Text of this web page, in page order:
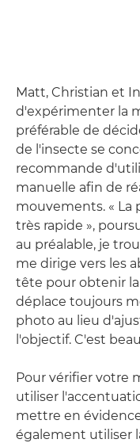
Matt, Christian et
d'expérimenter la
préférable de
de l'insecte se
recommande
manuelle afin de
mouvements. « La
très rapide »,
au préalable, je
me dirige vers les
tête pour obtenir
déplace toujours
photo au lieu
l'objectif. C'est
Pour vérifier votre
utiliser
mettre en
également utiliser